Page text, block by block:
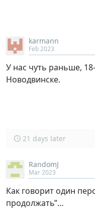
karmann
Feb 2023
У нас чуть раньше,
Новодвинске.
21 days later
RandomJ
Mar 2023
Как говорит один
продолжать”…